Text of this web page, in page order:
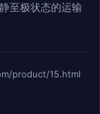
至极状态的运输
product/15.html